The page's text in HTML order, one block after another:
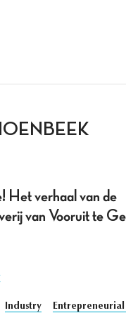
Het verhaal van de
van Vooruit te
Industry